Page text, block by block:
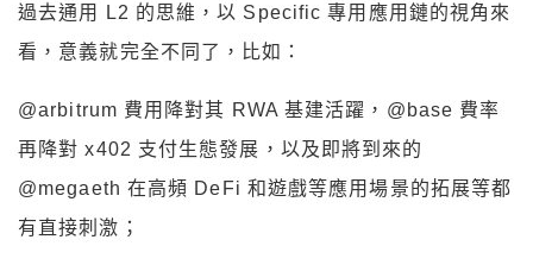
過去通用 L2 的思維，以 Specific 專用應用鏈的視角來
看，意義就完全不同了，比如：
@arbitrum 費用降對其 RWA 基建活躍，@base 費率
再降對 x402 支付生態發展，以及即將到來的
@megaeth 在高頻 DeFi 和遊戲等應用場景的拓展等都
有直接刺激；